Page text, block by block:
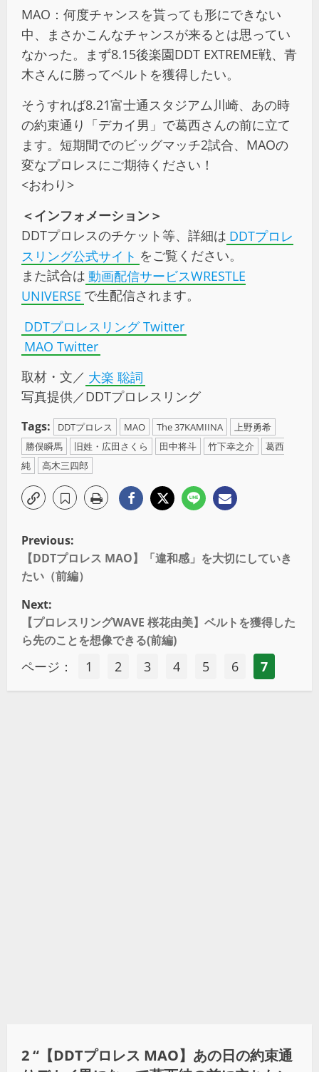
MAO：何度チャンスを貰っても形にできない
中、まさかこんなチャンスが来るとは思ってい
なかった。まず8.15後楽園DDT EXTREME戦、青
木さんに勝ってベルトを獲得したい。
そうすれば8.21富士通スタジアム川崎、あの時
の約束通り「デカイ男」で葛西さんの前に立て
ます。短期間でのビッグマッチ2試合、MAOの
変なプロレスにご期待ください！
<おわり>
＜インフォメーション＞
DDTプロレスのチケット等、詳細は DDTプロレ
スリング公式サイト をご覧ください。
また試合は 動画配信サービスWRESTLE
UNIVERSE で生配信されます。
DDTプロレスリング Twitter
MAO Twitter
取材・文／ 大楽 聡詞
写真提供／DDTプロレスリング
Tags: DDTプロレス MAO The 37KAMIINA
上野勇希
勝俣瞬馬
旧姓・広田さくら 田中将斗 竹下幸之介
葛西
純
高木三四郎
Previous:
【DDTプロレス MAO】「違和感」を大切にしていき
たい（前編）
Next:
【プロレスリングWAVE 桜花由美】ベルトを獲得した
ら先のことを想像できる(前編)
ページ： 1 2 3 4 5 6 7
2 “ 【DDTプロレス MAO】あの日の約束通